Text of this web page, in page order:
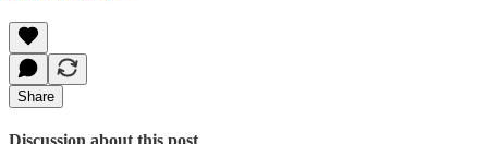
Share
Discussion about this post